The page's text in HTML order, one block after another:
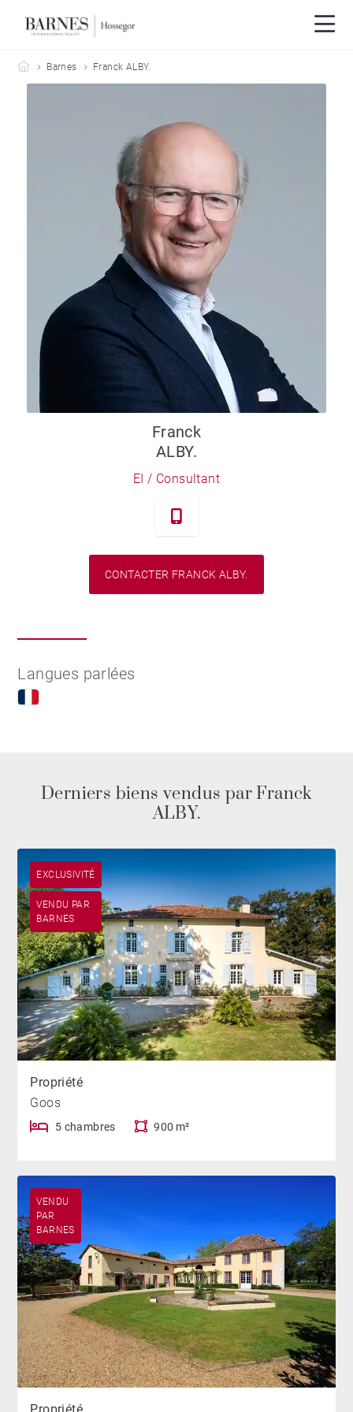
Barnes Hossegor
Barnes Franck ALBY.
Franck
ALBY.
EI / Consultant
CONTACTER FRANCK ALBY.
Langues parlées
Derniers biens vendus par Franck
ALBY.
EXCLUSIVITÉ
VENDU PAR
BARNES
Propriété
Goos
5 chambres 900 m²
VENDU
PAR
BARNES
Propriété